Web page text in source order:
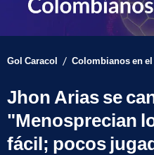
Gol Caracol / Colombianos en
Jhon Arias se
"Menosprecian
fácil; pocos